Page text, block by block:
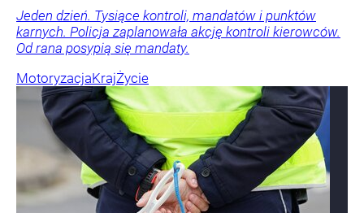
Jeden dzień. Tysiące kontroli, mandatów i punktów
karnych. Policja zaplanowała akcję kontroli kierowców.
Od rana posypią się mandaty.
MotoryzacjaKrajŻycie